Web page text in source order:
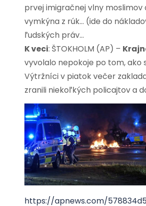
prvej imigračnej vlny moslimov
vymkýna z rúk… (ide do
ľudských práv…
K veci: ŠTOKHOLM (AP) –
vyvolalo nepokoje po tom, ako
Výtržníci v piatok večer
zranili niekoľkých policajtov a
https://apnews.com/